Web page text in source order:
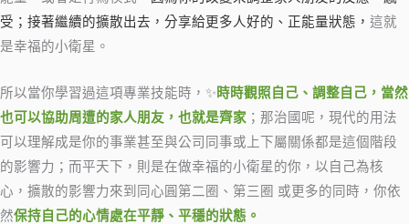
受；接著繼續的擴散出去，分享給更多人好的、正能量狀態， 這就
是幸福的小衛星。
所以當你學習過這項專業技能時，✨時時觀照自己、調整自己，當然
也可以協助周遭的家人朋友，也就是齊家 ；那治國呢，現代的用法
可以理解成是你的事業甚至與公司同事或上下屬關係都是這個階段
的影響力；而平天下，則是在做幸福的小衛星的你，以自己為核
心，擴散的影響力來到同心圓第二圈、第三圈 或更多的同時，你依
然保持自己的心情處在平靜、平穩的狀態。